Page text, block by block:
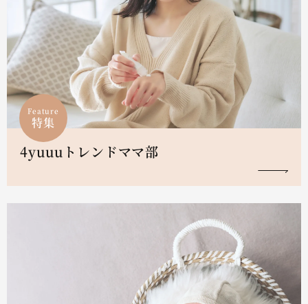
Feature
特集
4yuuuトレンドママ部